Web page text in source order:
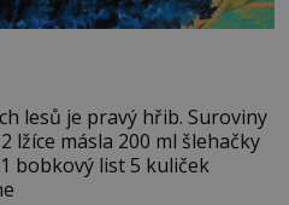
je pravý hřib. Suroviny
lžíce másla 200 ml šlehačky
bobkový list 5 kuliček